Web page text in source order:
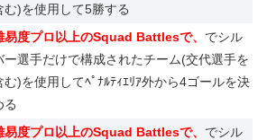
む)を使用して5勝する
易度プロ以上のSquad Battlesで、 でシル
ー選手だけで構成されたチーム(交代選手を
む)を使用してﾍﾟﾅﾙﾃｨｴﾘｱ外から4ゴールを決
る
易度プロ以上のSquad Battlesで、 でシル